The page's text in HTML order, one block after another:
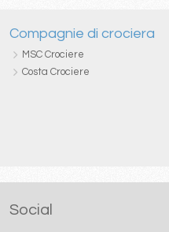
Compagnie di crociera
MSC Crociere
Costa Crociere
Social